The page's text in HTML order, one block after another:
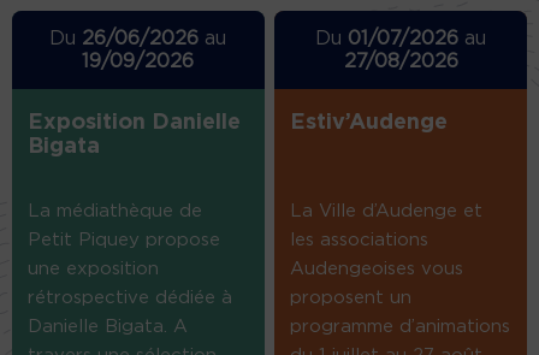
Du 26/06/2026 au
19/09/2026
Exposition Danielle
Bigata
La médiathèque de
Petit Piquey propose
une exposition
rétrospective dédiée à
Danielle Bigata. A
Du 01/07/2026 au
27/08/2026
Estiv’Audenge
La Ville d’Audenge et
les associations
Audengeoises vous
proposent un
programme d’animations